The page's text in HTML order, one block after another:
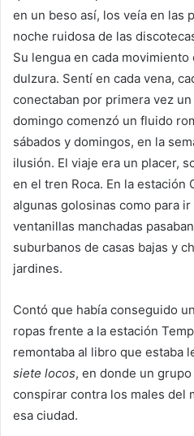
en un beso así, los veía en las
noche ruidosa de las
Su lengua en cada
dulzura. Sentí en cada vena,
conectaban por primera vez
domingo comenzó un fluido
sábados y domingos, en la
ilusión. El viaje era un placer,
en el tren Roca. En la estación
algunas golosinas como para
ventanillas manchadas
suburbanos de casas bajas y
jardines.
Contó que había conseguido
ropas frente a la estación
remontaba al libro que estaba
siete locos, en donde un
conspirar contra los males del
esa ciudad.